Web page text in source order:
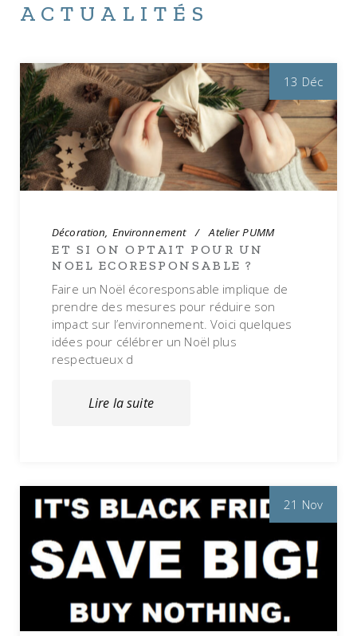
ACTUALITÉS
13 Déc
Décoration Environnement Atelier PUMM
ET SI ON OPTAIT POUR UN
NOEL ECORESPONSABLE ?
Faire un Noël écoresponsable implique de
prendre des mesures pour réduire son
impact sur l’environnement. Voici quelques
idées pour célébrer un Noël plus
respectueux d
Lire la suite
21 Nov